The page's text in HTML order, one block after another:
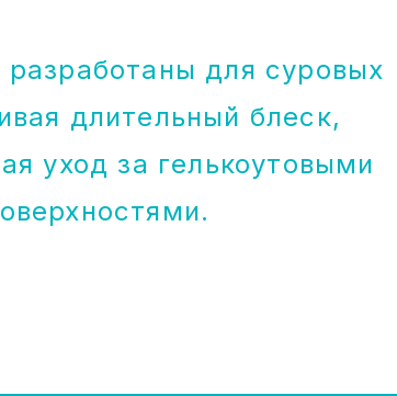
разработаны для суровых
длительный блеск,
уход за гелькоутовыми